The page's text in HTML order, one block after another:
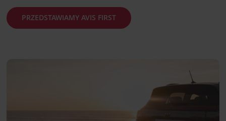
PRZEDSTAWIAMY AVIS FIRST